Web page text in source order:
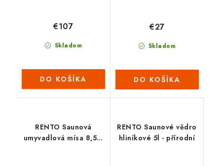
Skladom
€107
DO KOŠÍKA
Skladom
€27
DO KOŠÍKA
RENTO Saunová
umyvadlová mísa 8,5 L
RENTO Saunové vědro
hliníkové 5l - přírodní